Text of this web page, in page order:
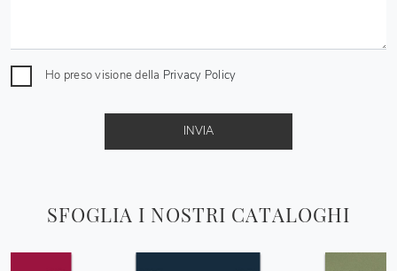
SFOGLIA I NOSTRI CATALOGHI
Ho preso visione della Privacy Policy
INVIA